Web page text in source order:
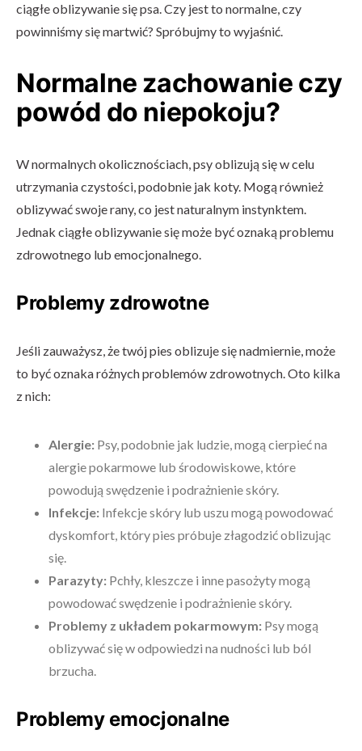
ciągłe oblizywanie się psa. Czy jest to normalne, czy
powinniśmy się martwić? Spróbujmy to wyjaśnić.
Normalne zachowanie czy
powód do niepokoju?
W normalnych okolicznościach, psy oblizują się w celu
utrzymania czystości, podobnie jak koty. Mogą również
oblizywać swoje rany, co jest naturalnym instynktem.
Jednak ciągłe oblizywanie się może być oznaką problemu
zdrowotnego lub emocjonalnego.
Problemy zdrowotne
Jeśli zauważysz, że twój pies oblizuje się nadmiernie, może
to być oznaka różnych problemów zdrowotnych. Oto kilka
z nich:
Alergie: Psy, podobnie jak ludzie, mogą cierpieć na
alergie pokarmowe lub środowiskowe, które
powodują swędzenie i podrażnienie skóry.
Infekcje: Infekcje skóry lub uszu mogą powodować
dyskomfort, który pies próbuje złagodzić oblizując
się.
Parazyty: Pchły, kleszcze i inne pasożyty mogą
powodować swędzenie i podrażnienie skóry.
Problemy z układem pokarmowym: Psy mogą
oblizywać się w odpowiedzi na nudności lub ból
brzucha.
Problemy emocjonalne